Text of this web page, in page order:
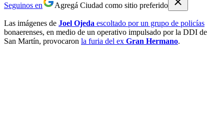
Seguinos en Agregá Ciudad como sitio preferido
Las imágenes de Joel Ojeda escoltado por un grupo de policías
bonaerenses, en medio de un operativo impulsado por la DDI de
San Martín, provocaron la furia del ex Gran Hermano.